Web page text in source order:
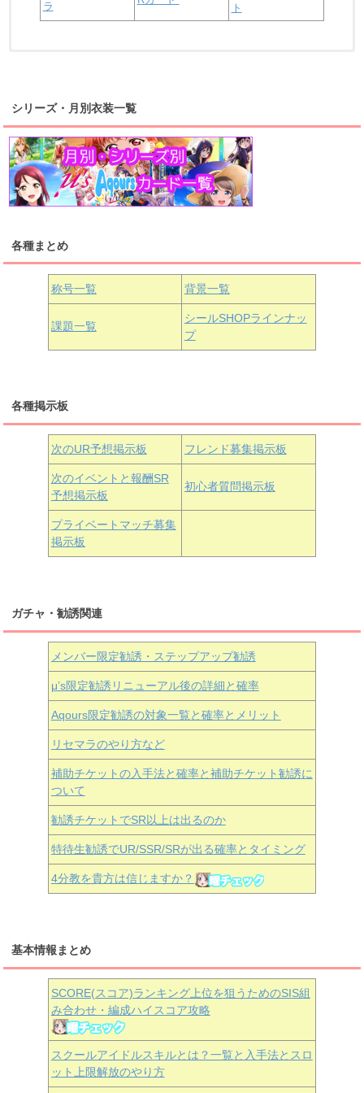
ラ ト
桜内梨子 高海千歌 渡辺曜
浦の星女学院1年生
津島善子 黒澤ルビィ
黒澤ダイヤ
上原歩夢 宮下愛 優木せつ菜
虹ヶ咲学園1年生
中須かすみ 天王寺璃奈
朝香果林 近江彼方 エマ・ヴェルデ
シリーズ・月別衣装一覧
各種まとめ
称号一覧 背景一覧
課題一覧
シールSHOPラインナッ
プ
各種掲示板
次のUR予想掲示板 フレンド募集掲示板
次のイベントと報酬SR
予想掲示板
初心者質問掲示板
プライベートマッチ募集
掲示板
ガチャ・勧誘関連
メンバー限定勧誘・ステップアップ勧誘
μ’s限定勧誘リニューアル後の詳細と確率
Aqours限定勧誘の対象一覧と確率とメリット
リセマラのやり方など
補助チケットの入手法と確率と補助チケット勧誘に
ついて
勧誘チケットでSR以上は出るのか
特待生勧誘でUR/SSR/SRが出る確率とタイミング
4分教を貴方は信じますか？
基本情報まとめ
SCORE(スコア)ランキング上位を狙うためのSIS組
み合わせ・編成ハイスコア攻略
スクールアイドルスキルとは？一覧と入手法とスロ
ット上限解放のやり方